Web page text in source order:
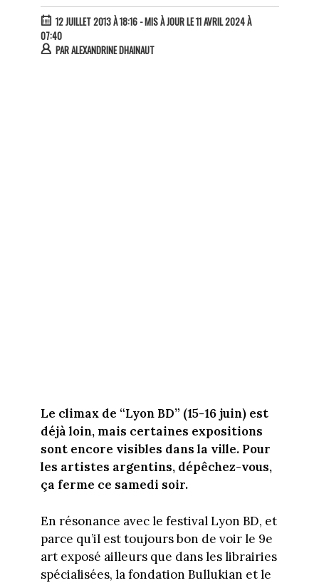
12 JUILLET 2013 À 18:16- MIS À JOUR LE 11 AVRIL 2024 À
07:40
PARALEXANDRINE DHAINAUT
Le climax de “Lyon BD” (15-16 juin) est
déjà loin, mais certaines expositions
sont encore visibles dans la ville. Pour
les artistes argentins, dépêchez-vous,
ça ferme ce samedi soir.
En résonance avec le festival Lyon BD, et
parce qu’il est toujours bon de voir le 9e
art exposé ailleurs que dans les librairies
spécialisées, la fondation Bullukian et le